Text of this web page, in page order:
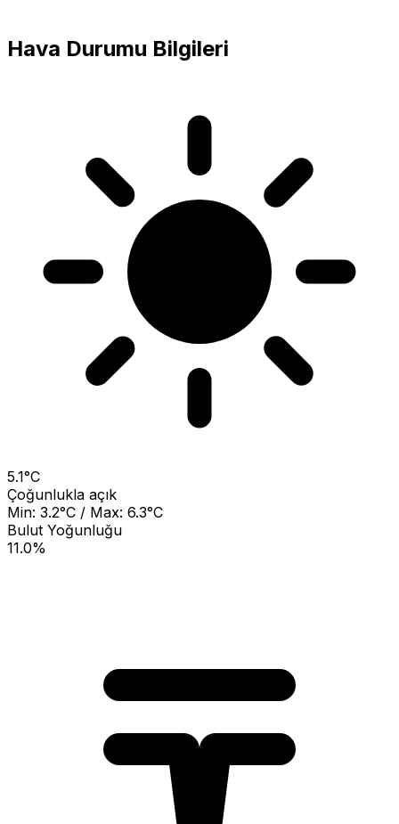
Hava Durumu Bilgileri
5.1°C
Çoğunlukla açık
Min: 3.2°C / Max: 6.3°C
Bulut Yoğunluğu
11.0%